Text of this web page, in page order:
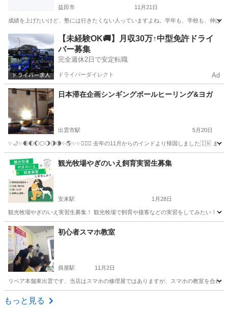
益田市 11月21日
成績を上げたいけど、塾には行きたくない人っていますよね。学年も、学校も、伸ば
益田市 その他 数学
【未経験OK🚚】月収30万↑中型免許ドライ
バー募集
完全週休2日で安定転職
ドライバーダイレクト Ad
日本滞在企画シンギングボールヒーリング&ヨガ
出雲市駅 5月20日
✨🌙✨🌒🌓🌔🌕🌖🌗🌘✨🌎✨✨🧘🏽‍♀️ 去年の11月からのインドより帰国しました🇮🇳 ま
島根 出雲市 出雲市駅 その他 インド
観光牧場やぎのいえ飼育実習生募集
安来駅 1月28日
観光牧場やぎのいえ実習生募集！ 観光牧場で飼育や接客などの実習をしてみたい！
島根 安来市 安来駅 その他
初心者スマホ教室
揖屋駅 11月2日
リペア本舗東出雲です、当店はスマホの修理屋ではありますが、スマホの教室を合わ
島根 松江市
もっと見る